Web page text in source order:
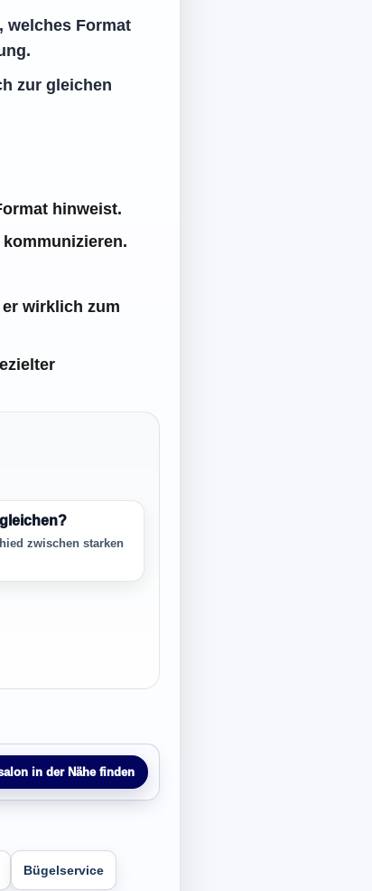
welches Format
zur gleichen
hinweist.
wirklich zum
zwischen starken
in der Nähe finden
Bügelservice